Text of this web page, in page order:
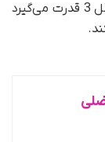
جدید وان‌پلاس از پردازنده‌ی اسنپدراگون 8 نسل 3 قدرت می‌گیرد